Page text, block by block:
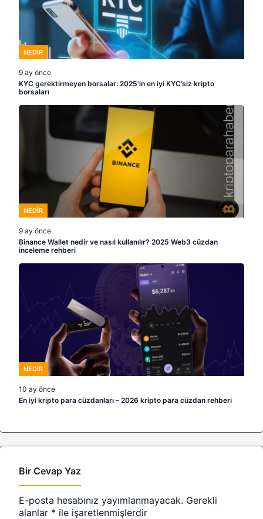
NEDIR
9 ay önce
KYC gerektirmeyen borsalar: 2025’in en iyi KYC’siz kripto
borsaları
NEDIR
9 ay önce
Binance Wallet nedir ve nasıl kullanılır? 2025 Web3 cüzdan
inceleme rehberi
NEDIR
10 ay önce
En iyi kripto para cüzdanları – 2026 kripto para cüzdan rehberi
Bir Cevap Yaz
E-posta hesabınız yayımlanmayacak. Gerekli
alanlar * ile işaretlenmişlerdir